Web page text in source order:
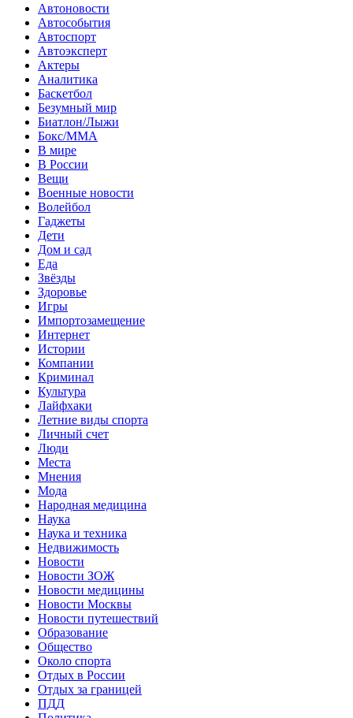
Автоновости
Автособытия
Автоспорт
Автоэксперт
Актеры
Аналитика
Баскетбол
Безумный мир
Биатлон/Лыжи
Бокс/MMA
В мире
В России
Вещи
Военные новости
Волейбол
Гаджеты
Дети
Дом и сад
Еда
Звёзды
Здоровье
Игры
Импортозамещение
Интернет
Истории
Компании
Криминал
Культура
Лайфхаки
Летние виды спорта
Личный счет
Люди
Места
Мнения
Мода
Народная медицина
Наука
Наука и техника
Недвижимость
Новости
Новости ЗОЖ
Новости медицины
Новости Москвы
Новости путешествий
Образование
Общество
Около спорта
Отдых в России
Отдых за границей
ПДД